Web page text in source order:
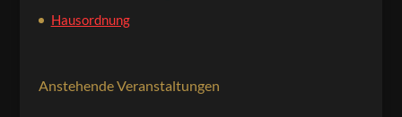
Hausordnung
Anstehende Veranstaltungen